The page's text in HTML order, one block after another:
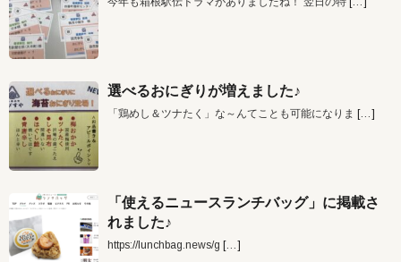
選べるおにぎりが増えました♪
「鶏めし＆ツナたく」な～んてことも可能になりま […]
「使えるニュースランチバッグ」に掲載さ
れました♪
https://lunchbag.news/g […]